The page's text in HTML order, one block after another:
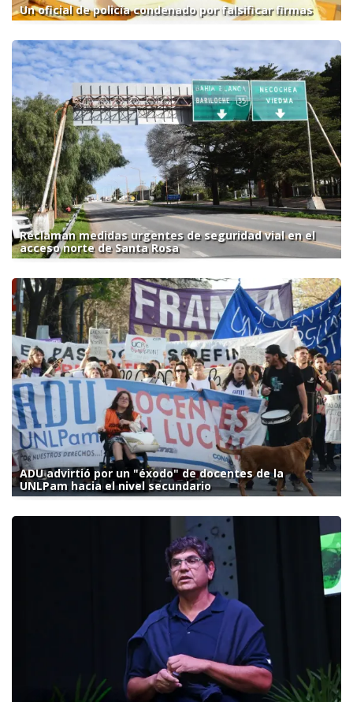
Un oficial de policía condenado por falsificar firmas
Reclaman medidas urgentes de seguridad vial en el
acceso norte de Santa Rosa
ADU advirtió por un "éxodo" de docentes de la
UNLPam hacia el nivel secundario